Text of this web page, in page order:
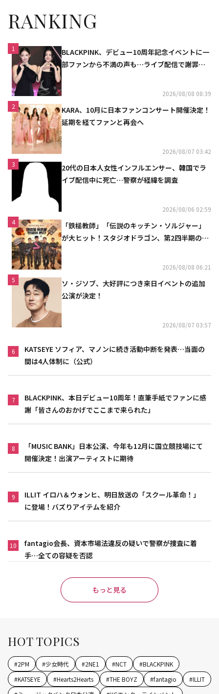
RANKING
1
BLACKPINK、デビュー10周年記念イベントに一
部ファンから不満の声も…ライブ配信で謝罪
2026/08/08 08:39
2
KARA、10月に日本ファンコンサート開催決定！
延期を経てファンと再会へ
2026/08/07 03:42
3
20代の日本人女性インフルエンサー、韓国でラ
イブ配信中に死亡…警察が経緯を調査
2026/08/06 02:59
4
「鉄槌教師」「伝説のキッチン・ソルジャー」
が大ヒット！スタジオドラゴン、第2四半期の売
2026/08/08 06:21
5
ソ・ジソブ、大好評につき来日イベントの追加
公演が決定！
2026/08/07 03:57
6
KATSEYE ソフィア、マノンに続き活動中断を発表…当面の
間は4人体制に（公式）
7
BLACKPINK、本日デビュー10周年！直筆手紙でファンに感
謝「皆さんのおかげでここまで来られた」
8
「MUSIC BANK」日本公演、今年も12月に国立競技場にて
開催決定！出演アーティストに期待
9
ILLIT イロハ＆ウォンヒ、明日放送の「スクール革命！」
に登場！バズりアイテムを紹介
10
fantagio会長、資本市場法違反の疑いで警察が捜査に着
手…全ての容疑を否認
もっと見る
HOT TOPICS
#2PM #少女時代 #2NE1 #NCT #BLACKPINK
#KATSEYE #Hearts2Hearts #THE BOYZ #fantagio #ILLIT